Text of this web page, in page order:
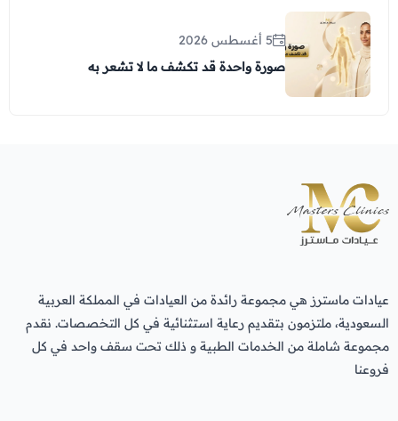
5 أغسطس 2026
صورة واحدة قد تكشف ما لا تشعر به
عيادات ماسترز هي مجموعة رائدة من العيادات في المملكة العربية
السعودية، ملتزمون بتقديم رعاية استثنائية في كل التخصصات. نقدم
مجموعة شاملة من الخدمات الطبية و ذلك تحت سقف واحد في كل
فروعنا